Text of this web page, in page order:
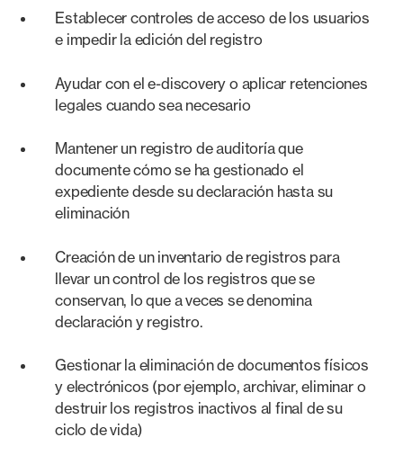
Establecer controles de acceso de los usuarios
e impedir la edición del registro
Ayudar con el e-discovery o aplicar retenciones
legales cuando sea necesario
Mantener un registro de auditoría que
documente cómo se ha gestionado el
expediente desde su declaración hasta su
eliminación
Creación de un inventario de registros para
llevar un control de los registros que se
conservan, lo que a veces se denomina
declaración y registro.
Gestionar la eliminación de documentos físicos
y electrónicos (por ejemplo, archivar, eliminar o
destruir los registros inactivos al final de su
ciclo de vida)